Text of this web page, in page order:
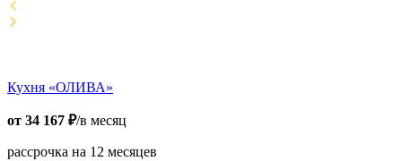
Кухня «ОЛИВА»
от 34 167 ₽/в месяц
рассрочка на 12 месяцев